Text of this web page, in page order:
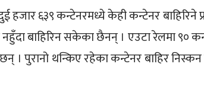
हजार ६३९ कन्टेनरमध्ये केही कन्टेनर बाहिरिने
बाहिरिन सकेका छैनन् । एउटा रेलमा ९०
पुरानो थन्किए रहेका कन्टेनर बाहिर